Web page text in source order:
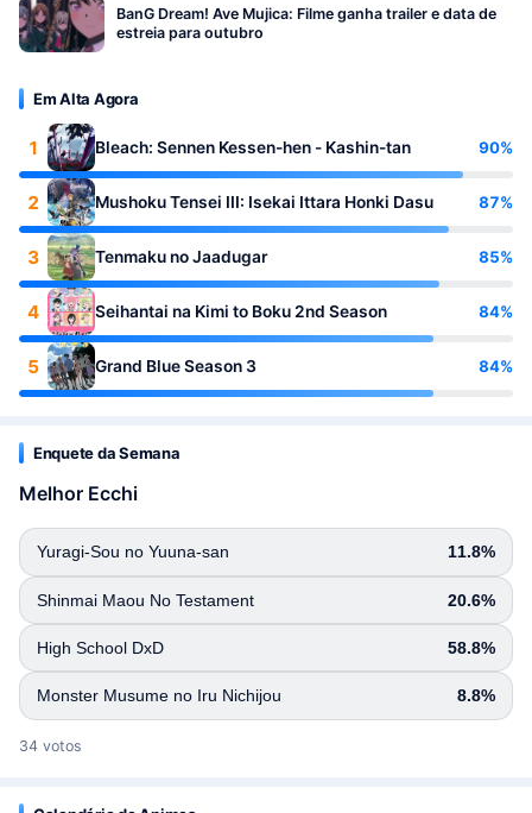
BanG Dream! Ave Mujica: Filme ganha trailer e data de
estreia para outubro
Em Alta Agora
1 Bleach: Sennen Kessen-hen - Kashin-tan 90%
2 Mushoku Tensei III: Isekai Ittara Honki Dasu 87%
3 Tenmaku no Jaadugar 85%
4 Seihantai na Kimi to Boku 2nd Season 84%
5 Grand Blue Season 3 84%
Enquete da Semana
Melhor Ecchi
Yuragi-Sou no Yuuna-san 11.8%
Shinmai Maou No Testament 20.6%
High School DxD 58.8%
Monster Musume no Iru Nichijou 8.8%
34 votos